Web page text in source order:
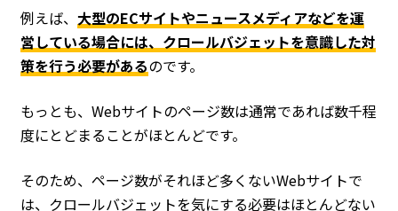
例えば、 大型のECサイトやニュースメディアなどを運
営している場合には、クロールバジェットを意識した対
策を行う必要があるのです。
もっとも、Webサイトのページ数は通常であれば数千程
度にとどまることがほとんどです。
そのため、ページ数がそれほど多くないWebサイトで
は、クロールバジェットを気にする必要はほとんどない